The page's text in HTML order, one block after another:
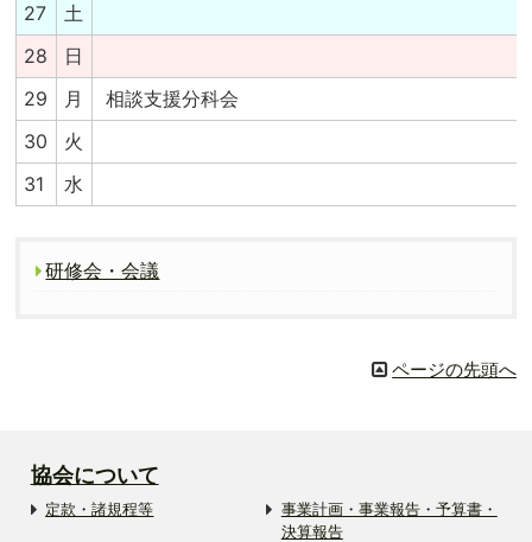
27
土
28
日
29
月
相談支援分科会
30
火
31
水
研修会・会議
ページの先頭へ
協会について
定款・諸規程等
事業計画・事業報告・予算書・
決算報告